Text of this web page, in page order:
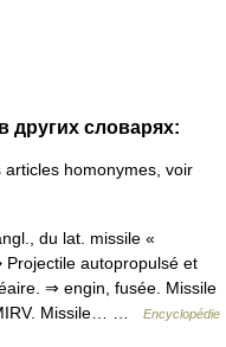
других словарях:
homonymes, voir
du lat. missile «
Projectile autopropulsé et
⇒ engin, fusée. Missile
Missile… …
Encyclopédie